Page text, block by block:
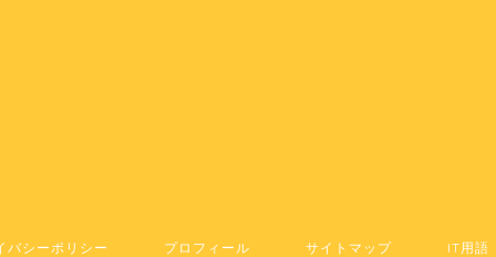
バシーポリシー プロフィール サイトマップ IT用語